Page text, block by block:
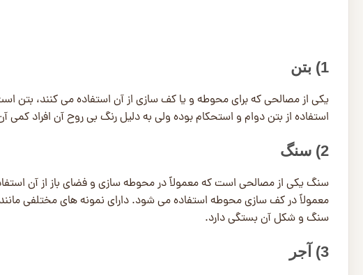
1) بتن
یکی از مصالحی که برای محوطه و یا کف سازی از آن استفاده می کنند، بتن
استفاده از بتن دوام و استحکام بوده ولی به دلیل رنگ بی روح آن افراد کمی
2) سنگ
سنگ یکی از مصالحی است که معمولاً در محوطه سازی و فضای باز از آن
معمولاً در کف سازی محوطه استفاده می شود. دارای نمونه های مختلفی
سنگ و شکل آن بستگی دارد.
3) آجر